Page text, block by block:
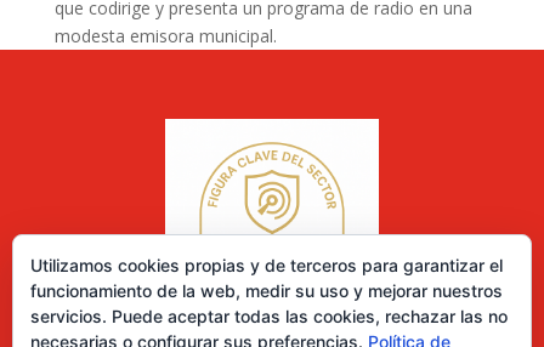
que codirige y presenta un programa de radio en una
modesta emisora municipal.
Utilizamos cookies propias y de terceros para garantizar el
funcionamiento de la web, medir su uso y mejorar nuestros
servicios. Puede aceptar todas las cookies, rechazar las no
necesarias o configurar sus preferencias. Política de